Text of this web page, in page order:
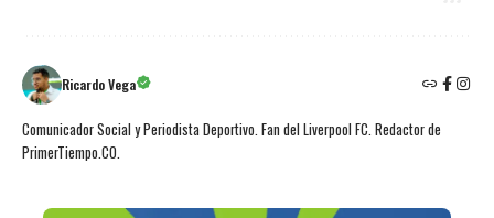
Ricardo Vega
Comunicador Social y Periodista Deportivo. Fan del Liverpool FC. Redactor de
PrimerTiempo.CO.